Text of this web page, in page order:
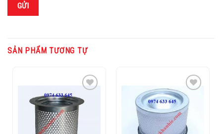
SẢN PHẨM TƯƠNG TỰ
Add to
Wishlist
Add to
Wishlist